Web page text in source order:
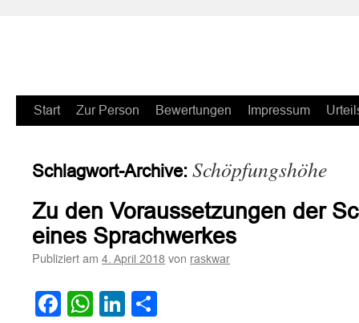
Zum
springen
Start Zur Person Bewertungen Impressum
Schlagwort-Archive: Schöpfungshöhe
Zu den Voraussetzungen der
eines Sprachwerkes
Publiziert am 4. April 2018 von raskwar
Facebook
WhatsApp
LinkedIn